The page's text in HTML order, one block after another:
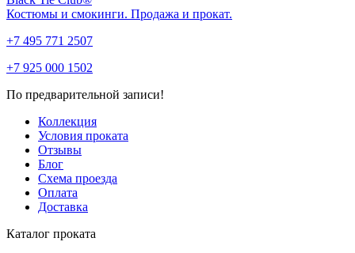
Костюмы и смокинги. Продажа и прокат.
+7 495 771 2507
+7 925 000 1502
По предварительной записи!
Коллекция
Условия проката
Отзывы
Блог
Схема проезда
Оплата
Доставка
Каталог проката